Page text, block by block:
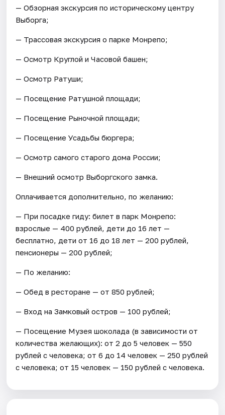
— Обзорная экскурсия по историческому центру
Выборга;
— Трассовая экскурсия о парке Монрепо;
— Осмотр Круглой и Часовой башен;
— Осмотр Ратуши;
— Посещение Ратушной площади;
— Посещение Рыночной площади;
— Посещение Усадьбы бюргера;
— Осмотр самого старого дома России;
— Внешний осмотр Выборгского замка.
Оплачивается дополнительно, по желанию:
— При посадке гиду: билет в парк Монрепо:
взрослые — 400 рублей, дети до 16 лет —
бесплатно, дети от 16 до 18 лет — 200 рублей,
пенсионеры — 200 рублей;
— По желанию:
— Обед в ресторане — от 850 рублей;
— Вход на Замковый остров — 100 рублей;
— Посещение Музея шоколада (в зависимости от
количества желающих): от 2 до 5 человек — 550
рублей с человека; от 6 до 14 человек — 250 рублей
с человека; от 15 человек — 150 рублей с человека.